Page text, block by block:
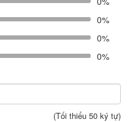
0%
0%
0%
(Tối thiểu 50 ký tự)